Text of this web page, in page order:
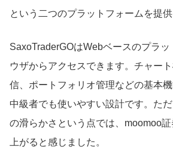
という二つのプラットフォームを提供
SaxoTraderGOはWebベースのプラ
ウザからアクセスできます。チャー
信、ポートフォリオ管理などの基本
中級者でも使いやすい設計です。た
の滑らかさという点では、moomoo
上がると感じました。